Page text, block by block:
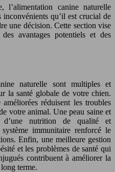
l’alimentation canine naturelle
inconvénients qu’il est crucial de
une décision. Cette section vise
avantages potentiels et des
naturelle sont multiples et
la santé globale de votre chien.
réduisent les troubles
votre animal. Une peau saine et
nutrition de qualité et
immunitaire renforcé le
Enfin, une meilleure gestion
et les problèmes de santé qui
contribuent à améliorer la
terme.